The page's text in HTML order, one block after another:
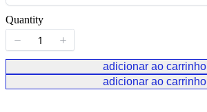
Quantity
adicionar ao carrinho
adicionar ao carrinho